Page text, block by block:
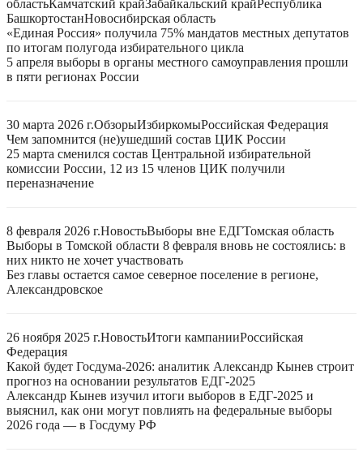
областьКамчатский крайЗабайкальский край Республика
БашкортостанНовосибирская область
«Единая Россия» получила 75% мандатов местных депутатов
по итогам полугода избирательного цикла
5 апреля выборы в органы местного самоуправления прошли
в пяти регионах России
30 марта 2026 г.ОбзорыИзбиркомыРоссийская Федерация
Чем запомнится (не)ушедший состав ЦИК России
25 марта сменился состав Центральной избирательной
комиссии России, 12 из 15 членов ЦИК получили
переназначение
8 февраля 2026 г.НовостьВыборы вне ЕДГТомская область
Выборы в Томской области 8 февраля вновь не состоялись: в
них никто не хочет участвовать
Без главы остается самое северное поселение в регионе,
Александровское
26 ноября 2025 г.НовостьИтоги кампанииРоссийская
Федерация
Какой будет Госдума-2026: аналитик Александр Кынев строит
прогноз на основании результатов ЕДГ-2025
Александр Кынев изучил итоги выборов в ЕДГ-2025 и
выяснил, как они могут повлиять на федеральные выборы
2026 года — в Госдуму РФ